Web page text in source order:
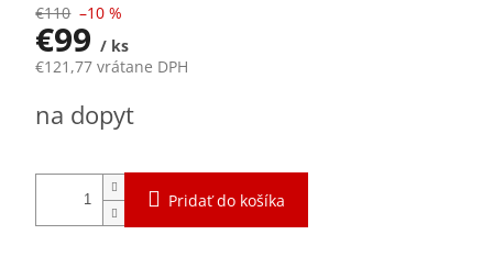
€110 –10 %
€99/ ks
€121,77 vrátane DPH
cena:
na dopyt
Pridať do košíka